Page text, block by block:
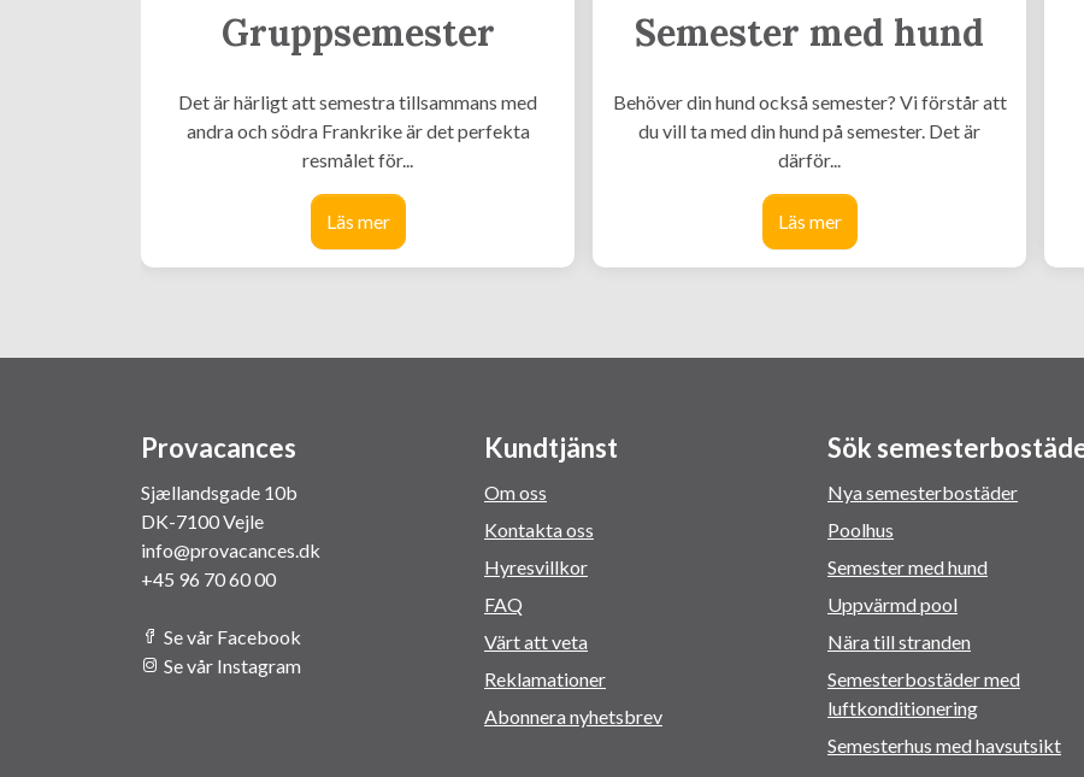
Gruppsemester
Det är härligt att semestra tillsammans med
andra och södra Frankrike är det perfekta
resmålet för...
Läs mer
Semester med hund
Behöver din hund också semester? Vi förstår att
du vill ta med din hund på semester. Det är
därför...
Läs mer
Provacances
Sjællandsgade 10b
DK-7100 Vejle
info@provacances.dk
+45 96 70 60 00
Se vår Facebook
Se vår Instagram
Kundtjänst
Om oss
Kontakta oss
Hyresvillkor
FAQ
Värt att veta
Reklamationer
Abonnera nyhetsbrev
Sök
Nya semesterbostäder
Poolhus
Semester med hund
Uppvärmd pool
Nära till stranden
Semesterbostäder med
luftkonditionering
Semesterhus med havsutsikt